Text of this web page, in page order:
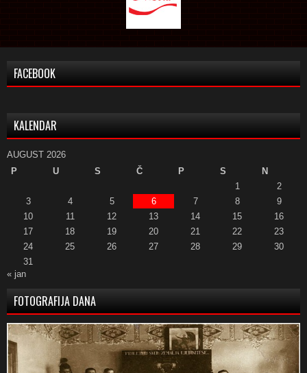
FACEBOOK
KALENDAR
AUGUST 2026
P
U S Č P S
N
1
2
3
4 5 6 7 8
9
10
11 12 13 14 15
16
17
18 19 20 21 22
23
24
25 26 27 28 29
30
31
« jan
FOTOGRAFIJA DANA